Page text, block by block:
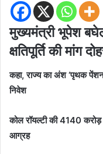
मुख्यमंत्री भूपेश
क्षतिपूर्ति की मांग
कहा, राज्य का अंश ‘पृथक पेंशन
निवेश
कोल रॉयल्टी की 4140
आग्रह